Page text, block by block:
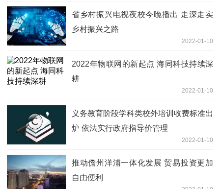
省乡村振兴电视夜校今晚播出 走深走实
乡村振兴之路
2022-01-10
2022年物联网的新起点 海同科技持续深
耕
2022-01-10
义务教育阶段学科类校外培训收费标准出
炉 依法实行政府指导价管理
2022-01-10
推动儋州洋浦一体化发展 贸易投资更加
自由便利